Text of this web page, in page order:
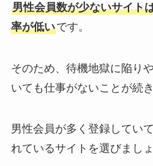
男性会員数が少ないサイト
率が低いです。
そのため、待機地獄に陥り
いても仕事がないことが続
男性会員が多く登録してい
れているサイトを選びましょ